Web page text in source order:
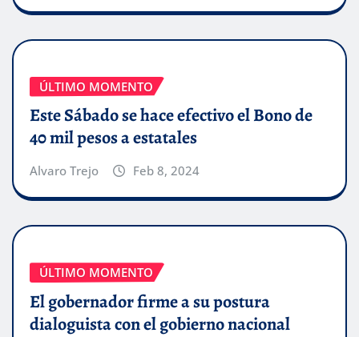
ÚLTIMO MOMENTO
Este Sábado se hace efectivo el Bono de
40 mil pesos a estatales
Alvaro Trejo Feb 8, 2024
ÚLTIMO MOMENTO
El gobernador firme a su postura
dialoguista con el gobierno nacional